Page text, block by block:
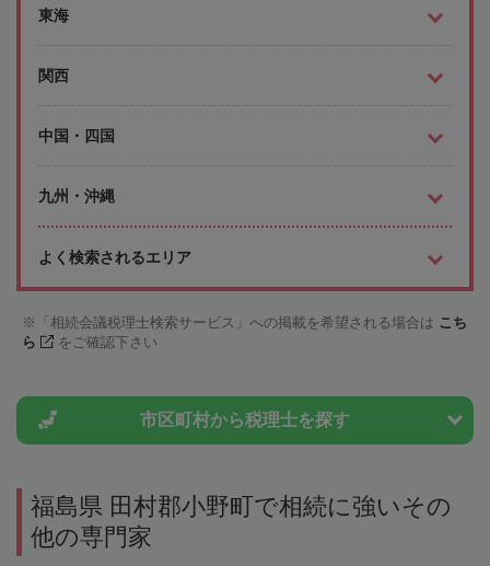
東海
関西
中国・四国
九州・沖縄
よく検索されるエリア
「相続会議税理士検索サービス」への掲載を希望される場合は こち
ら
をご確認下さい
市区町村から税理士を探す
福島県 田村郡小野町で相続に強いその
他の専門家